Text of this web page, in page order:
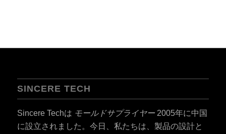
SINCERE TECH
Sincere Techは モールドサプライヤー2005年に中国
に設立されました。今日、私たちは、製品の設計と